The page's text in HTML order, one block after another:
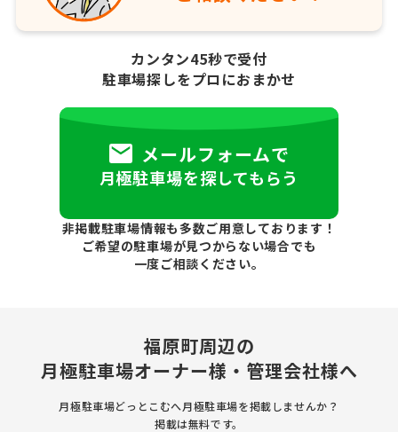
カンタン45秒で受付
駐車場探しをプロにおまかせ
メールフォームで
月極駐車場を探してもらう
非掲載駐車場情報も多数ご用意しております！
ご希望の駐車場が見つからない場合でも
一度ご相談ください。
福原町周辺の
月極駐車場オーナー様・管理会社様へ
月極駐車場どっとこむへ月極駐車場を掲載しませんか？
掲載は無料です。